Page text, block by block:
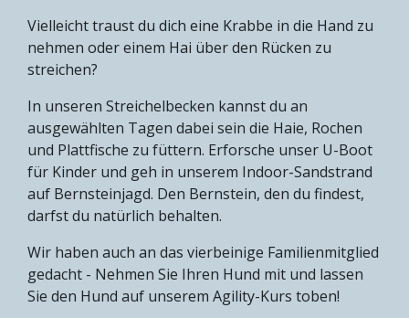
Vielleicht traust du dich eine Krabbe in die Hand zu
nehmen oder einem Hai über den Rücken zu
streichen?
In unseren Streichelbecken kannst du an
ausgewählten Tagen dabei sein die Haie, Rochen
und Plattfische zu füttern. Erforsche unser U-Boot
für Kinder und geh in unserem Indoor-Sandstrand
auf Bernsteinjagd. Den Bernstein, den du findest,
darfst du natürlich behalten.
Wir haben auch an das vierbeinige Familienmitglied
gedacht - Nehmen Sie Ihren Hund mit und lassen
Sie den Hund auf unserem Agility-Kurs toben!